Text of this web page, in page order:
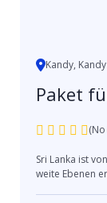
Kandy,
Paket
(No
Sri Lanka ist
weite Ebenen